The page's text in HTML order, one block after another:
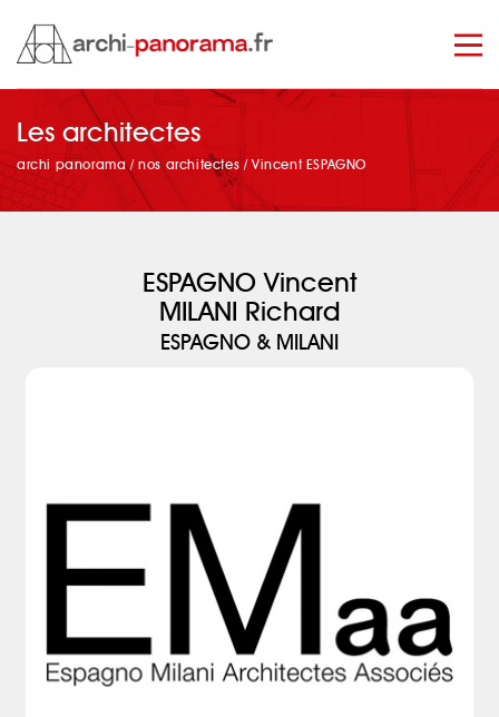
manage_search
Les architectes
archi panorama /nos architectes /Vincent ESPAGNO
ESPAGNO Vincent
MILANI Richard
ESPAGNO & MILANI